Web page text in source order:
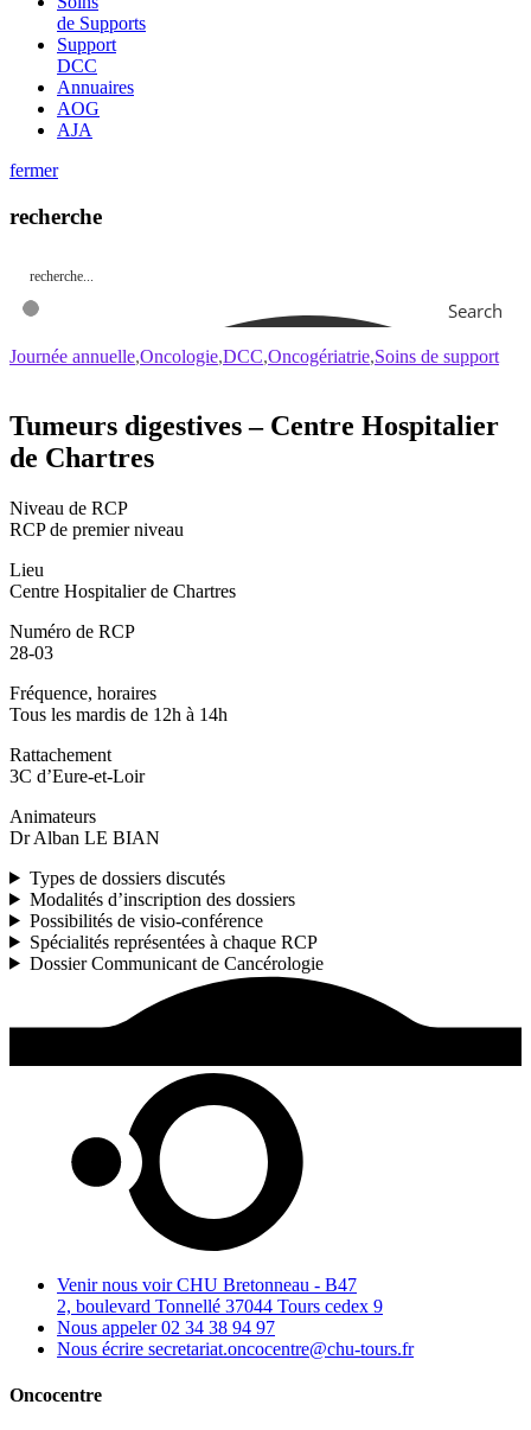
de Supports
Support
DCC
Annuaires
AOG
AJA
fermer
recherche
Search
Journée annuelle Oncologie DCC Oncogériatrie Soins de support
Tumeurs digestives – Centre Hospitalier
de Chartres
Niveau de RCP
RCP de premier niveau
Lieu
Centre Hospitalier de Chartres
Numéro de RCP
28-03
Fréquence, horaires
Tous les mardis de 12h à 14h
Rattachement
3C d’Eure-et-Loir
Animateurs
Dr Alban LE BIAN
Types de dossiers discutés
Modalités d’inscription des dossiers
Possibilités de visio-conférence
Spécialités représentées à chaque RCP
Dossier Communicant de Cancérologie
Venir nous voir CHU Bretonneau - B47
2, boulevard Tonnellé 37044 Tours cedex 9
Nous appeler 02 34 38 94 97
Nous écrire secretariat.oncocentre@chu-tours.fr
Oncocentre